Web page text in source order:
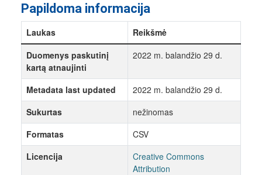
Papildoma informacija
Laukas
Reikšmė
Duomenys paskutinį
kartą atnaujinti
2022 m. balandžio 29 d.
Metadata last updated
2022 m. balandžio 29 d.
Sukurtas
nežinomas
Formatas
CSV
Licencija
Creative Commons
Attribution